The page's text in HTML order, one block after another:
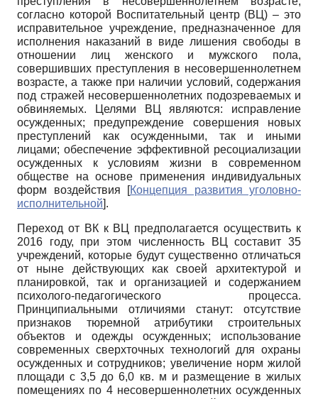
согласно которой Воспитательный центр (ВЦ) – это
исправительное учреждение, предназначенное для
исполнения наказаний в виде лишения свободы в
отношении лиц женского и мужского пола,
совершивших преступления в несовершеннолетнем
возрасте, а также при наличии условий, содержания
под стражей несовершеннолетних подозреваемых и
обвиняемых. Целями ВЦ являются: исправление
осужденных; предупреждение совершения новых
преступлений как осужденными, так и иными
лицами; обеспечение эффективной ресоциализации
осужденных к условиям жизни в современном
обществе на основе применения индивидуальных
форм воздействия
[Концепция развития уголовно-
исполнительной].
Переход от ВК к ВЦ предполагается осуществить к
2016 году, при этом численность ВЦ составит 35
учреждений, которые будут существенно отличаться
от ныне действующих как своей архитектурой и
планировкой, так и организацией и содержанием
психолого-педагогического процесса.
Принципиальными отличиями станут: отсутствие
признаков тюремной атрибутики строительных
объектов и одежды осужденных; использование
современных сверхточных технологий для охраны
осужденных и сотрудников; увеличение норм жилой
площади с 3,5 до 6,0 кв. м и размещение в жилых
помещениях по 4 несовершеннолетних осужденных